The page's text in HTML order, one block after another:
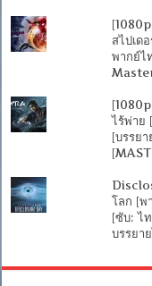
สไปเด
พากย์ไ
ไร้พ่าย
[บรรย
โลก [พ
[ซับ: ไ
บรรยา